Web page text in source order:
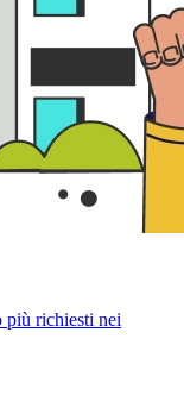
più richiesti nei